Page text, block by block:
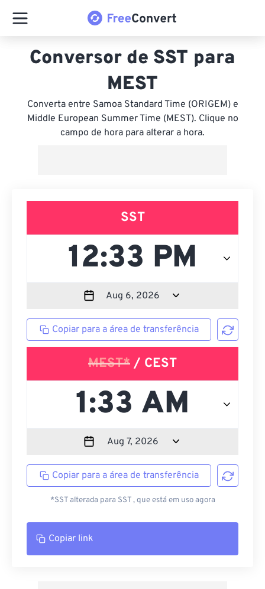
Conversor de SST para
MEST
Converta entre Samoa Standard Time (ORIGEM) e
Middle European Summer Time (MEST). Clique no
campo de hora para alterar a hora.
SST
Copiar para a área de transferência
MEST* / CEST
Copiar para a área de transferência
*SST alterada para SST , que está em uso agora
Copiar link